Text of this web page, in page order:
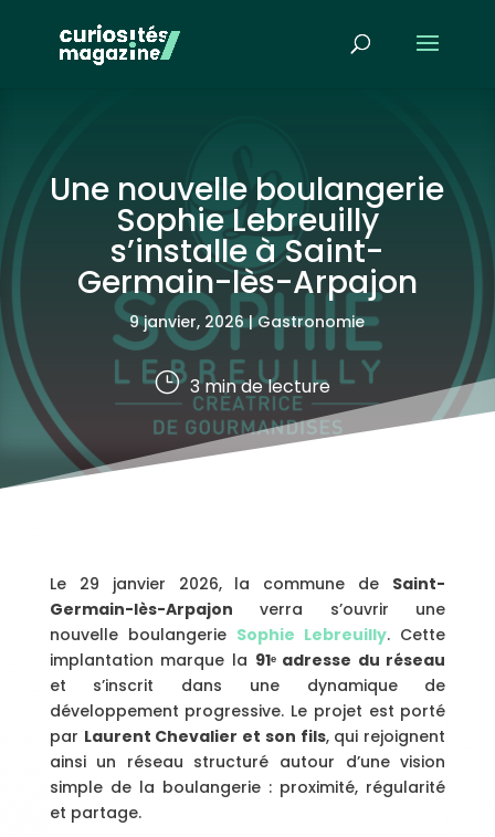
Une nouvelle boulangerie
Sophie Lebreuilly
s’installe à Saint-
Germain-lès-Arpajon
9 janvier, 2026|Gastronomie
} 3min de lecture
Le 29 janvier 2026, la commune de Saint-
Germain-lès-Arpajon verra s’ouvrir une
nouvelle boulangerie Sophie Lebreuilly. Cette
implantation marque la 91ᵉ adresse du réseau
et s’inscrit dans une dynamique de
développement progressive. Le projet est porté
par Laurent Chevalier et son fils, qui rejoignent
ainsi un réseau structuré autour d’une vision
simple de la boulangerie : proximité, régularité
et partage.